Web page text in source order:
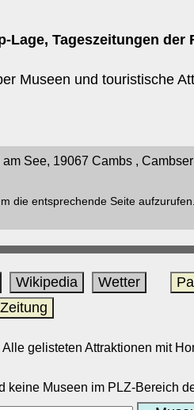
Lage, Tageszeitungen der
Museen und touristische
See, 19067 Cambs ,
die entsprechende Seite aufzurufen.